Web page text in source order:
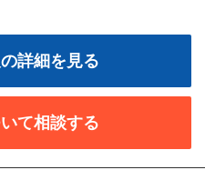
詳細を見る
て相談する